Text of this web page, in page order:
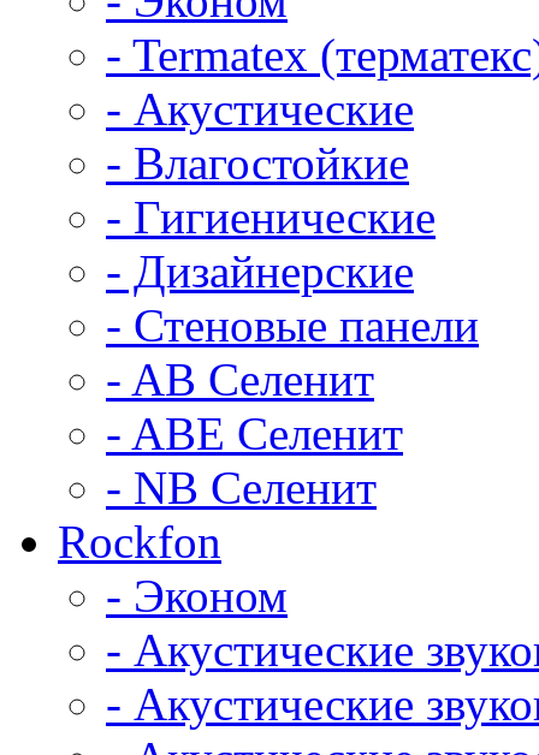
- Termatex
- Акустические
- Влагостойкие
- Гигиенические
- Дизайнерские
- Стеновые панели
- AB Селенит
- ABE Селенит
- NB Селенит
Rockfon
- Эконом
- Акустические
- Акустические